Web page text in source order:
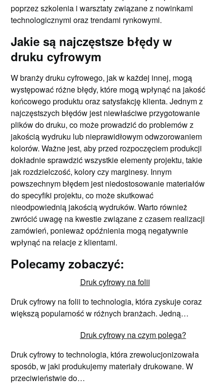
poprzez szkolenia i warsztaty związane z nowinkami
technologicznymi oraz trendami rynkowymi.
Jakie są najczęstsze błędy w
druku cyfrowym
W branży druku cyfrowego, jak w każdej innej, mogą
występować różne błędy, które mogą wpłynąć na jakość
końcowego produktu oraz satysfakcję klienta. Jednym z
najczęstszych błędów jest niewłaściwe przygotowanie
plików do druku, co może prowadzić do problemów z
jakością wydruku lub nieprawidłowym odwzorowaniem
kolorów. Ważne jest, aby przed rozpoczęciem produkcji
dokładnie sprawdzić wszystkie elementy projektu, takie
jak rozdzielczość, kolory czy marginesy. Innym
powszechnym błędem jest niedostosowanie materiałów
do specyfiki projektu, co może skutkować
nieodpowiednią jakością wydruków. Warto również
zwrócić uwagę na kwestie związane z czasem realizacji
zamówień, ponieważ opóźnienia mogą negatywnie
wpłynąć na relacje z klientami.
Polecamy zobaczyć:
Druk cyfrowy na folii
Druk cyfrowy na folii to technologia, która zyskuje coraz
większą popularność w różnych branżach. Jedną…
Druk cyfrowy na czym polega?
Druk cyfrowy to technologia, która zrewolucjonizowała
sposób, w jaki produkujemy materiały drukowane. W
przeciwieństwie do…